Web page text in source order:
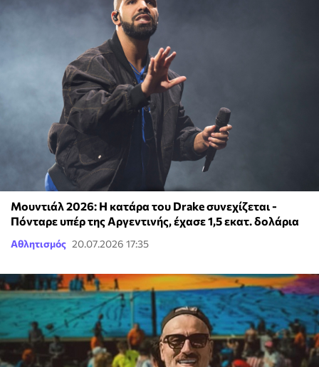
Μουντιάλ 2026: Η κατάρα του Drake συνεχίζεται -
Πόνταρε υπέρ της Αργεντινής, έχασε 1,5 εκατ. δολάρια
Αθλητισμός 20.07.2026 17:35